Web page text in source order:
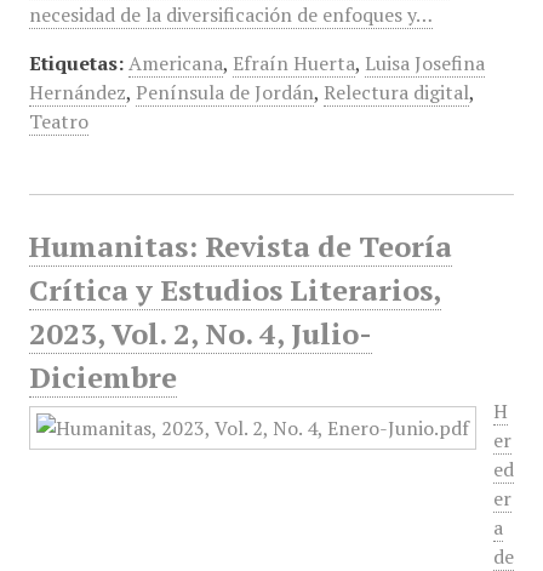
necesidad de la diversificación de enfoques y…
Etiquetas: Americana, Efraín Huerta, Luisa Josefina
Hernández, Península de Jordán, Relectura digital,
Teatro
Humanitas: Revista de Teoría
Crítica y Estudios Literarios,
2023, Vol. 2, No. 4, Julio-
Diciembre
H
er
ed
er
a
de